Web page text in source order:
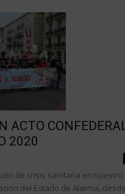
ACTO
2020
de crisis sanitaria en nuestro
del Estado de Alarma, desde